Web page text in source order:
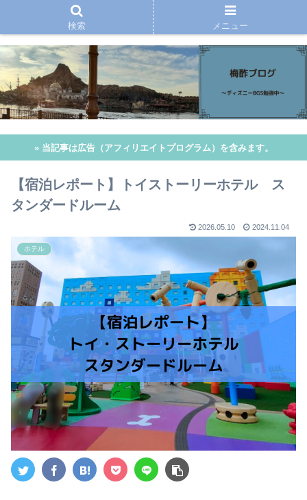
» 当記事は広告（アフィリエイトプログラム）を含みます。
【宿泊レポート】トイストーリーホテル ス
タンダードルーム
2026.05.10 2024.11.04
ホテル
検索 メニュー